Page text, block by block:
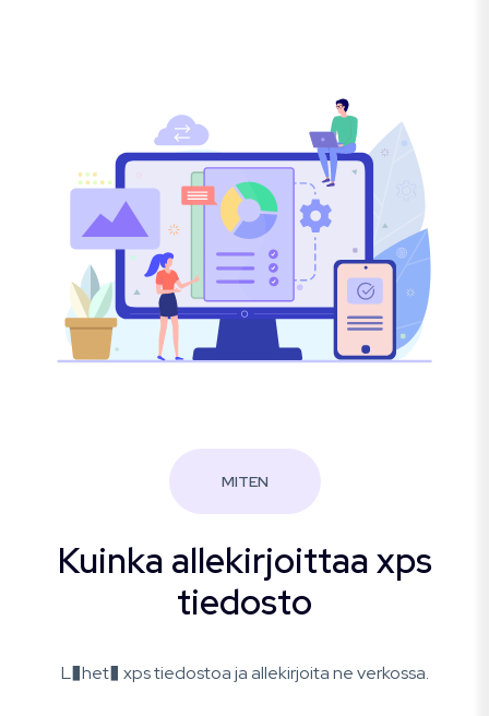
MITEN
Kuinka allekirjoittaa xps
tiedosto
L�het� xps tiedostoa ja allekirjoita ne verkossa.